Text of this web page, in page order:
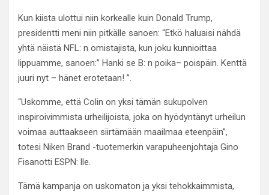
Kun kiista ulottui niin korkealle kuin Donald Trump,
presidentti meni niin pitkälle sanoen: “Etkö haluaisi nähdä
yhtä näistä NFL: n omistajista, kun joku kunnioittaa
lippuamme, sanoen:” Hanki se B: n poika– poispäin. Kenttä
juuri nyt – hänet erotetaan! ”.
“Uskomme, että Colin on yksi tämän sukupolven
inspiroivimmista urheilijoista, joka on hyödyntänyt urheilun
voimaa auttaakseen siirtämään maailmaa eteenpäin”,
totesi Niken Brand -tuotemerkin varapuheenjohtaja Gino
Fisanotti ESPN: lle.
Tämä kampanja on uskomaton ja yksi tehokkaimmista,